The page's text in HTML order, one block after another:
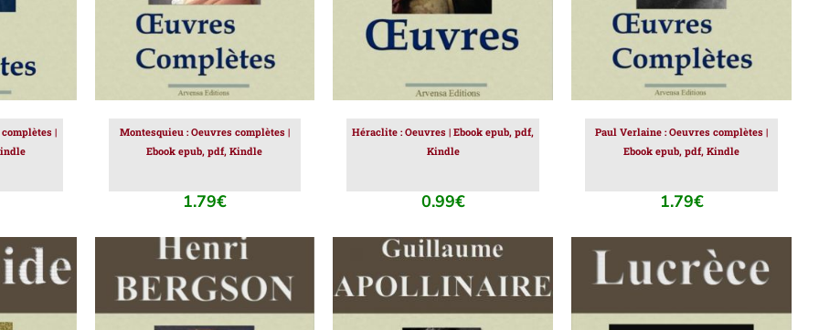
|
Montesquieu : Oeuvres complètes |
Ebook epub, pdf, Kindle
1.79€
Héraclite : Oeuvres | Ebook epub, pdf,
Kindle
0.99€
Paul Verlaine : Oeuvres complètes |
Ebook epub, pdf, Kindle
1.79€